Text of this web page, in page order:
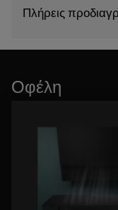
Πλήρεις
Οφέλη